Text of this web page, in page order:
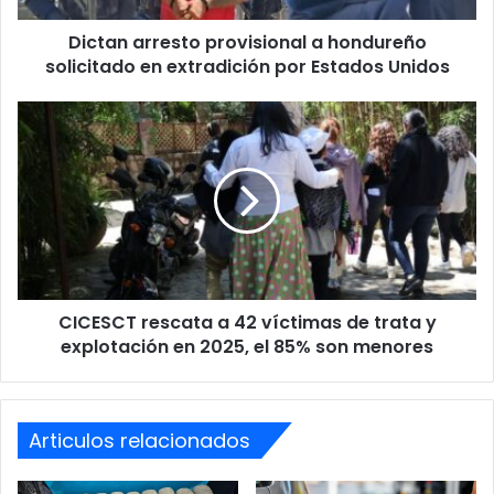
por
Estados
Unidos
Dictan arresto provisional a hondureño
solicitado en extradición por Estados Unidos
CICESCT
rescata
trata
explotación
menores
CICESCT rescata a 42 víctimas de trata y
explotación en 2025, el 85% son menores
Articulos relacionados